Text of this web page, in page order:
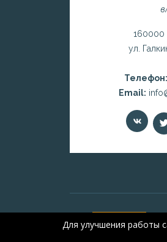
160000
ул.
Телефон:
Email:
Для улучшения работы